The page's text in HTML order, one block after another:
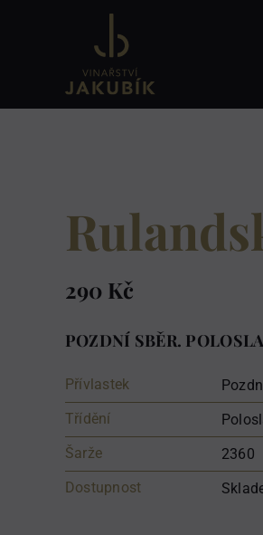
290 Kč
POZDNÍ SBĚR.
Přívlastek
Třídění
Šarže
2360
Dostupnost